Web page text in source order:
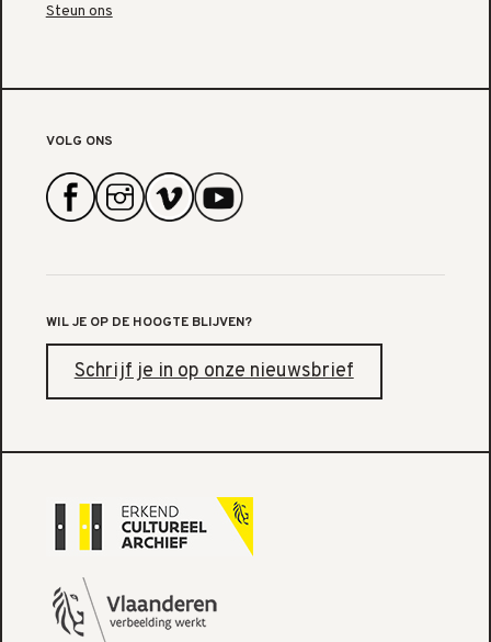
Steun ons
VOLG ONS
WIL JE OP DE HOOGTE BLIJVEN?
Schrijf je in op onze nieuwsbrief